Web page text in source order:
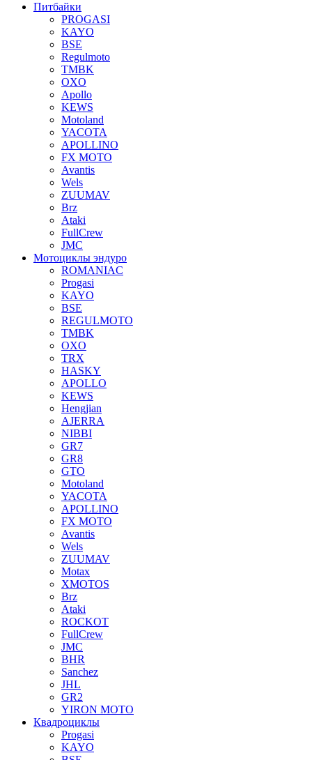
Питбайки
PROGASI
KAYO
BSE
Regulmoto
TMBK
OXO
Apollo
KEWS
Motoland
YACOTA
APOLLINO
FX MOTO
Avantis
Wels
ZUUMAV
Brz
Ataki
FullCrew
JMC
Мотоциклы эндуро
ROMANIAC
Progasi
KAYO
BSE
REGULMOTO
TMBK
OXO
TRX
HASKY
APOLLO
KEWS
Hengjian
AJERRA
NIBBI
GR7
GR8
GTO
Motoland
YACOTA
APOLLINO
FX MOTO
Avantis
Wels
ZUUMAV
Motax
XMOTOS
Brz
Ataki
ROCKOT
FullCrew
JMC
BHR
Sanchez
JHL
GR2
YIRON MOTO
Квадроциклы
Progasi
KAYO